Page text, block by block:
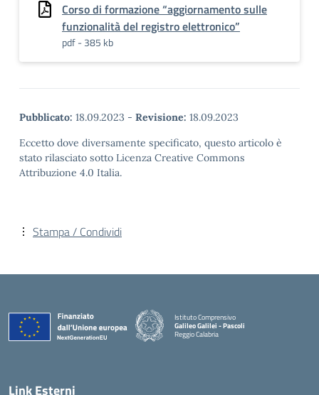
Corso di formazione “aggiornamento sulle
funzionalità del registro elettronico”
pdf - 385 kb
Pubblicato: 18.09.2023 - Revisione: 18.09.2023
Eccetto dove diversamente specificato, questo articolo è
stato rilasciato sotto Licenza Creative Commons
Attribuzione 4.0 Italia.
Stampa / Condividi
Istituto Comprensivo
Galileo Galilei - Pascoli
Reggio Calabria
Link Esterni